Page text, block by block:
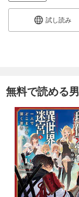
試し読み
無料で読める